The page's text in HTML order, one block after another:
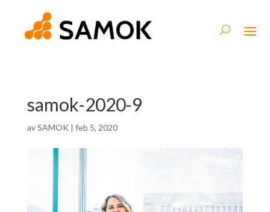
samok-2020-9
avSAMOK | feb 5, 2020